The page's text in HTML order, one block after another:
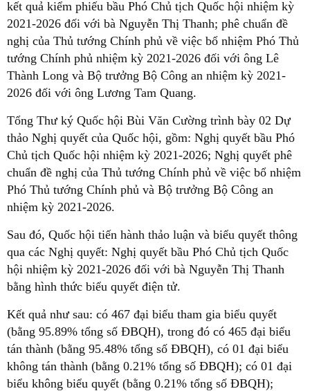
kết quả kiểm phiếu bầu Phó Chủ tịch Quốc hội nhiệm kỳ
2021-2026 đối với bà Nguyễn Thị Thanh; phê chuẩn đề
nghị của Thủ tướng Chính phủ về việc bổ nhiệm Phó Thủ
tướng Chính phủ nhiệm kỳ 2021-2026 đối với ông Lê
Thành Long và Bộ trưởng Bộ Công an nhiệm kỳ 2021-
2026 đối với ông Lương Tam Quang.
Tổng Thư ký Quốc hội Bùi Văn Cường trình bày 02 Dự
thảo Nghị quyết của Quốc hội, gồm: Nghị quyết bầu Phó
Chủ tịch Quốc hội nhiệm kỳ 2021-2026; Nghị quyết phê
chuẩn đề nghị của Thủ tướng Chính phủ về việc bổ nhiệm
Phó Thủ tướng Chính phủ và Bộ trưởng Bộ Công an
nhiệm kỳ 2021-2026.
Sau đó, Quốc hội tiến hành thảo luận và biểu quyết thông
qua các Nghị quyết: Nghị quyết bầu Phó Chủ tịch Quốc
hội nhiệm kỳ 2021-2026 đối với bà Nguyễn Thị Thanh
bằng hình thức biểu quyết điện tử.
Kết quả như sau: có 467 đại biểu tham gia biểu quyết
(bằng 95.89% tổng số ĐBQH), trong đó có 465 đại biểu
tán thành (bằng 95.48% tổng số ĐBQH), có 01 đại biểu
không tán thành (bằng 0.21% tổng số ĐBQH); có 01 đại
biểu không biểu quyết (bằng 0.21% tổng số ĐBQH);